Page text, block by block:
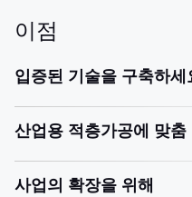
이점
입증된 기술을 구축하세
산업용 적층가공에 맞춤
사업의 확장을 위해